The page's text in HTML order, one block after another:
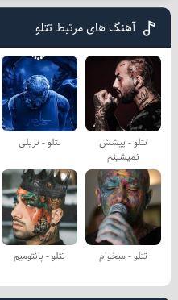
آهنگ های مرتبط تتلو
تتلو - پیشش
نمیشینم
تتلو - تریلی
تتلو - میخوام تتلو - پانتومیم